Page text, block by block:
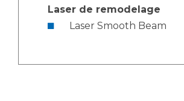
Laser de remodelage
Laser Smooth Beam